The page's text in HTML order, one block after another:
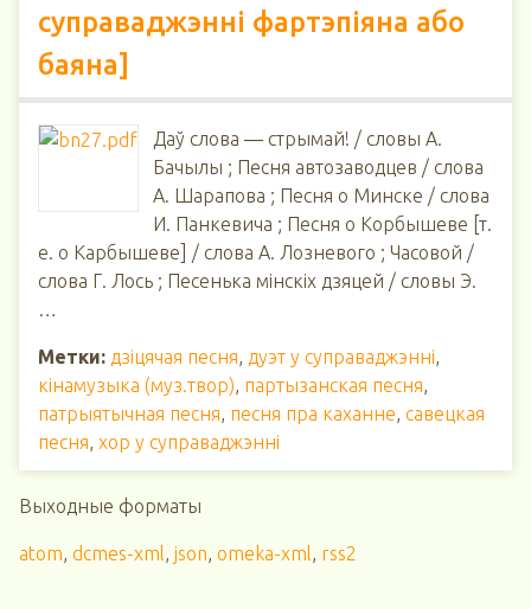
суправаджэнні фартэпіяна або
баяна]
Даў слова ― стрымай! / словы А.
Бачылы ; Песня автозаводцев / слова
А. Шарапова ; Песня о Минске / слова
И. Панкевича ; Песня о Корбышеве [т.
е. о Карбышеве] / слова А. Лозневого ; Часовой /
слова Г. Лось ; Песенька мінскіх дзяцей / словы Э.
…
Метки: дзіцячая песня, дуэт у суправаджэнні,
кінамузыка (муз.твор), партызанская песня,
патрыятычная песня, песня пра каханне, савецкая
песня, хор у суправаджэнні
Выходные форматы
atom, dcmes-xml, json, omeka-xml, rss2